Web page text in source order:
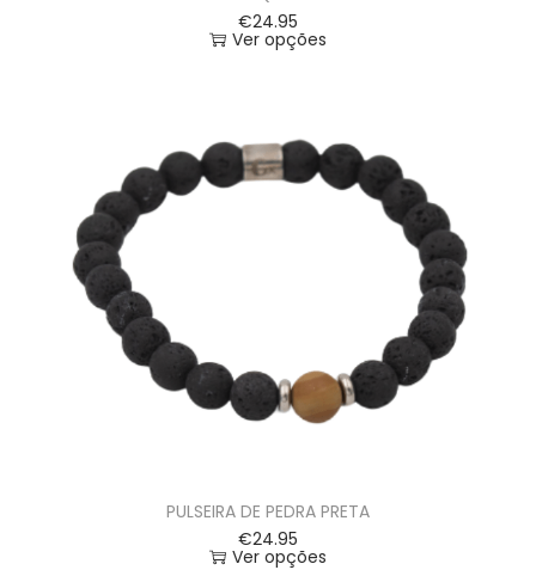
€24.95
Ver opções
PULSEIRA DE PEDRA PRETA
€24.95
Ver opções